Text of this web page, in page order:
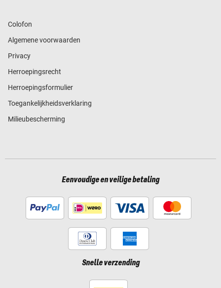
Colofon
Algemene voorwaarden
Privacy
Herroepingsrecht
Herroepingsformulier
Toegankelijkheidsverklaring
Milieubescherming
Eenvoudige en veilige betaling
Snelle verzending